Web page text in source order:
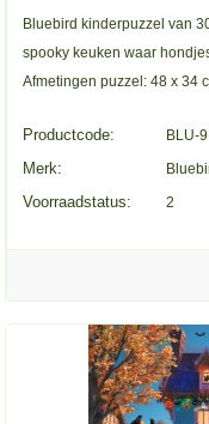
Bluebird kinderpuzzel van
spooky keuken waar
Afmetingen puzzel: 48 x 34
Productcode: BLU-
Merk:
Voorraadstatus: 2